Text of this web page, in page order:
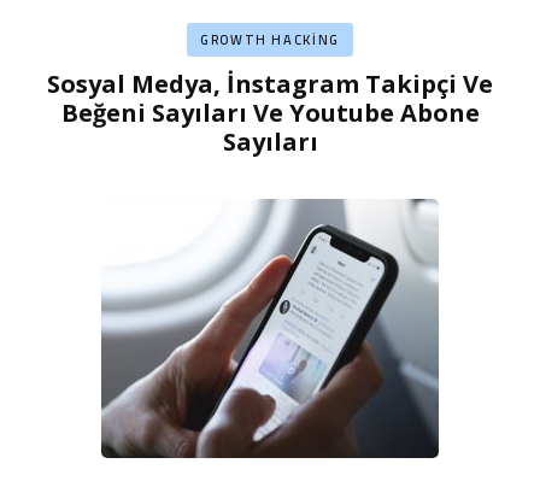
GROWTH HACKING
Sosyal Medya, İnstagram Takipçi Ve
Beğeni Sayıları Ve Youtube Abone
Sayıları